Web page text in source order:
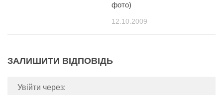
фото)
12.10.2009
ЗАЛИШИТИ ВІДПОВІДЬ
Увійти через: